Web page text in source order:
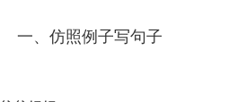
一、仿照例子写句子